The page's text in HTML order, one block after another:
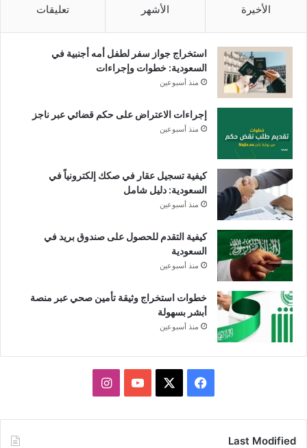
الأخيرة الأشهر تعليقات
استخراج جواز سفر لطفل أمه أجنبية في
السعودية: خطوات وإجراءات
منذ أسبوعين
إجراءات الاعتراض على حكم قضائي عبر ناجز
منذ أسبوعين
كيفية تسجيل عقار في صكك إلكترونياً في
السعودية: دليل شامل
منذ أسبوعين
كيفية التقدم للحصول على صندوق بريد في
السعودية
منذ أسبوعين
خطوات استخراج وثيقة تأمين صحي عبر منصة
أبشر بسهولة
منذ أسبوعين
فيسبوك يوتيوبانستقرام
Last Modified